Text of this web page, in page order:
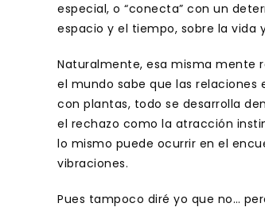
especial, o “conecta” con un
espacio y el tiempo, sobre la vida
Naturalmente, esa misma mente
el mundo sabe que las relaciones
con plantas, todo se desarrolla
el rechazo como la atracción
lo mismo puede ocurrir en el
vibraciones.
Pues tampoco diré yo que no…